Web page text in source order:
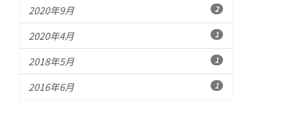
2020年9月 2
2020年4月 1
2018年5月 1
2016年6月 1